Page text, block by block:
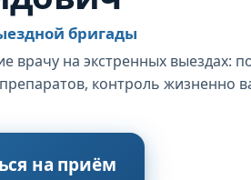
бригады
врачу на экстренных выездах:
контроль жизненно
на приём